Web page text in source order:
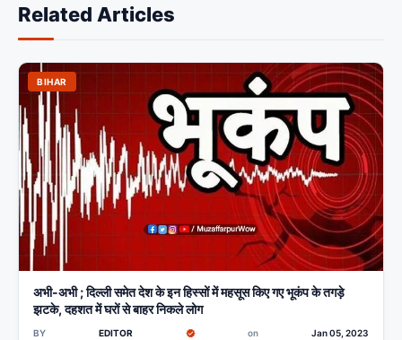
Related Articles
BIHAR
अभी-अभी ; दिल्ली समेत देश के इन हिस्सों में महसूस किए गए भूकंप के तगड़े
झटके, दहशत में घरों से बाहर निकले लोग
BY EDITOR on Jan 05, 2023